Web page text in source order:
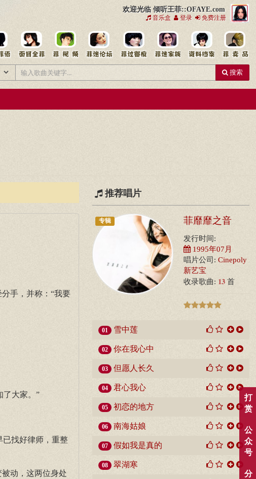
欢迎光临 倾听王菲::OFAYE.com
音乐盒 登录 免费注册
搜索
分手，并称：“我要
了大家。”
已找好律师，重整
动，这两位身处
推荐唱片
专辑 菲靡靡之音
发行时间:
1995年07月
唱片公司: Cinepoly
新艺宝
收录歌曲: 13 首
01 雪中莲
02 你在我心中
03 但愿人长久
04 君心我心
05 初恋的地方
06 南海姑娘
07 假如我是真的
08 翠湖寒
打
赏
公
众
号
分